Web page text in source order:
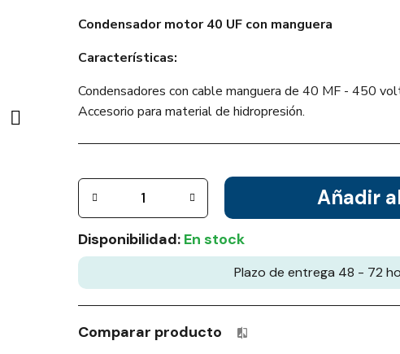
Condensador motor 40 UF con manguera
Características:
Condensadores con cable manguera de 40 MF - 450
Accesorio para material de hidropresión.
Añadir
Disponibilidad: En stock
Plazo de entrega 48 - 72
Comparar producto Productos incluidos en tu